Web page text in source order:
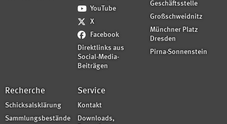
YouTube
X
Facebook
Direktlinks aus
Social-Media-
Beiträgen
Geschäftsstelle
Großschweidnitz
Münchner Platz
Dresden
Pirna-Sonnenstein
Recherche
Schicksalsklärung
Sammlungsbestände
Service
Kontakt
Downloads,